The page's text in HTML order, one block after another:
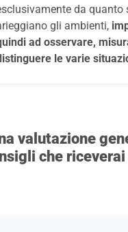
da quanto
gli ambienti,
ad osservare,
le varie
valutazione
che